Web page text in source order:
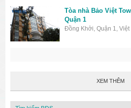
Tòa nhà Bảo Việt
Quận 1
Đồng Khởi, Quận 1, Việt
XEM THÊM